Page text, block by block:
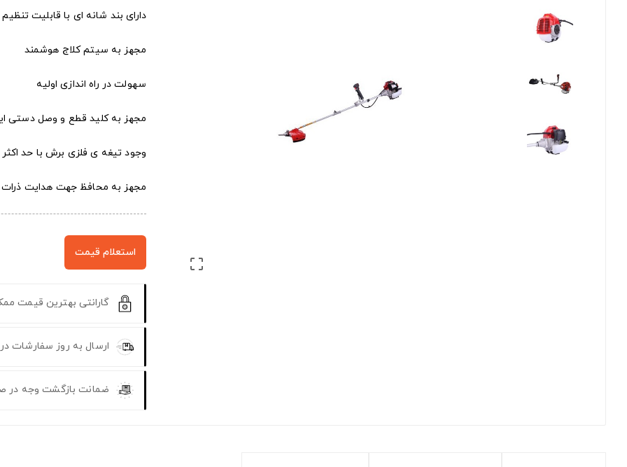

دارای بند شانه ای با قابلیت تنظیم
مجهز به سیتم کلاج هوشمند
سهولت در راه اندازی اولیه
مجهز به کلید قطع و وصل دستی
وجود تیغه ی فلزی برش با حد
مجهز به محافظ جهت هدایت
استعلام قیمت
گارانتی بهترین قیمت
ارسال به روز سفارشات
ضمانت بازگشت وجه در